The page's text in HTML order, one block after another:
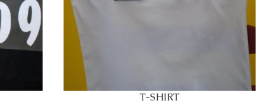
T-SHIRT